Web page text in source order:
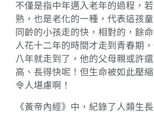
不僅是指中年邁入老年的過程，
熟，也是老化的一種，代表這孩
同齡的小孩走的快，相對的，餘
人花十二年的時間才走到青春期
八年就走到了，他的父母親或許
高、長得快呢！但生命被如此壓
令人堪慮啊！
《黃帝內經》中，紀錄了人類生